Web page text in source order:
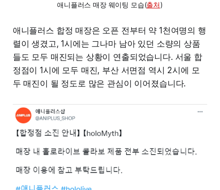
애니플러스 매장 웨이팅 모습(출처)
애니플러스 합정 매장은 오픈 전부터 약 1천여명의 행
렬이 생겼고, 1시에는 그나마 남아 있던 소량의 상품
들도 모두 매진되는 상황이 연출되었습니다. 서울 합
정점이 1시에 모두 매진, 부산 서면점 역시 2시에 모
두 매진이 될 정도로 많은 관심이 이어졌습니다.